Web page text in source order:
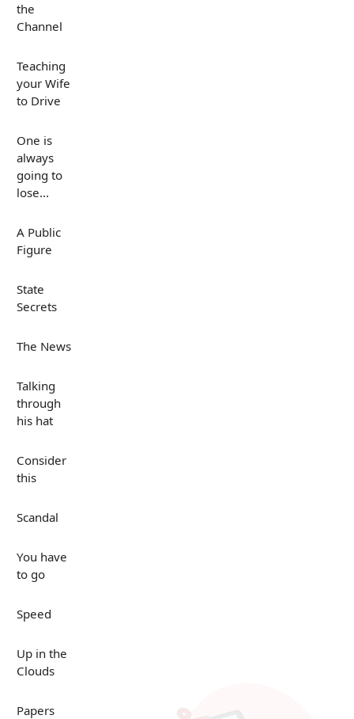
the
Channel
Teaching
your Wife
to Drive
One is
always
going to
lose...
A Public
Figure
State
Secrets
The News
Talking
through
his hat
Consider
this
Scandal
You have
to go
Speed
Up in the
Clouds
Papers